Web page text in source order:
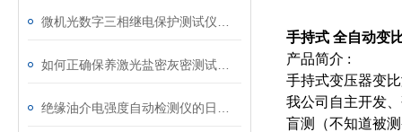
手持式 全自动变
产品简介 :
手持式变压器变
我公司自主开发
盲测（不知道被